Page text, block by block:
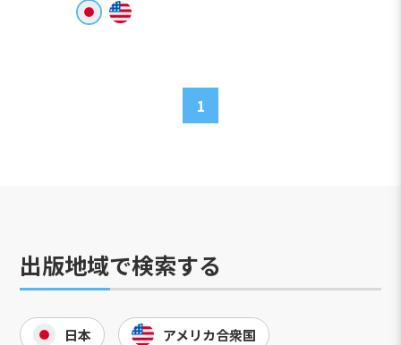
1
出版地域で検索する
日本 アメリカ合衆国